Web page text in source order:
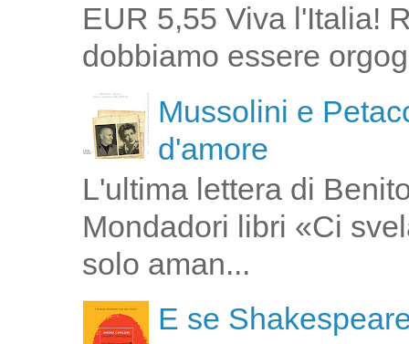
EUR 5,55 Viva l'Italia!
dobbiamo essere
Mussolini e
d'amore
L'ultima lettera di
Mondadori libri «Ci
solo aman...
E se